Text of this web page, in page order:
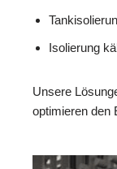
Isolierung
Unsere
optimieren den